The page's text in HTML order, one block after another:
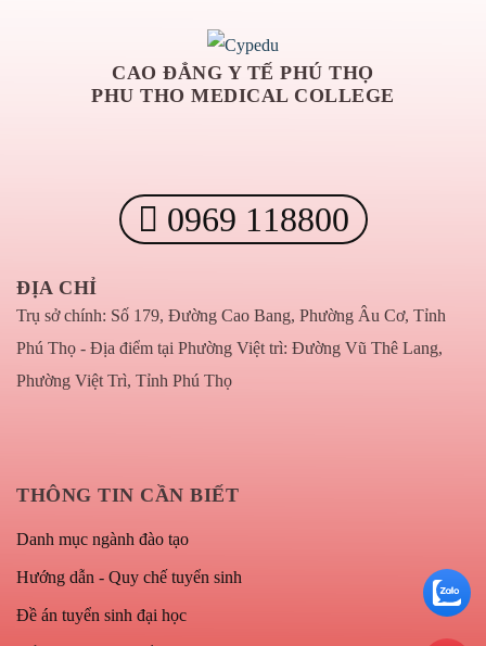
CAO ĐẲNG Y TẾ PHÚ THỌ
PHU THO MEDICAL COLLEGE
0969 118800
ĐỊA CHỈ
Trụ sở chính: Số 179, Đường Cao Bang, Phường Âu Cơ, Tỉnh
Phú Thọ - Địa điểm tại Phường Việt trì: Đường Vũ Thê Lang,
Phường Việt Trì, Tỉnh Phú Thọ
THÔNG TIN CẦN BIẾT
Danh mục ngành đào tạo
Hướng dẫn - Quy chế tuyển sinh
Đề án tuyển sinh đại học